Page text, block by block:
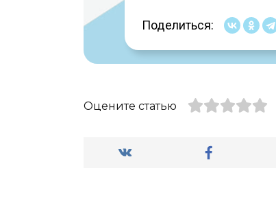
Поделиться:
Оцените статью